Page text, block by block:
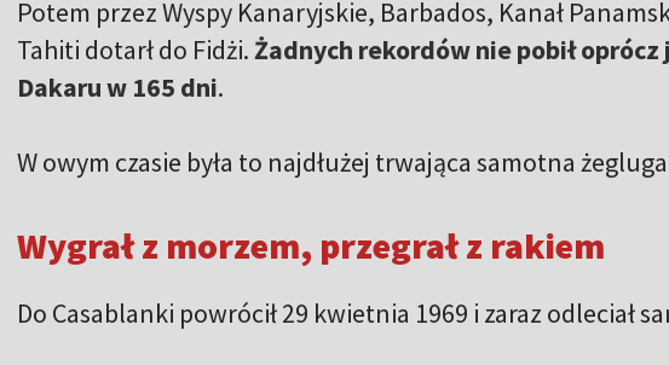
Potem przez Wyspy Kanaryjskie, Barbados, Kanał
Tahiti dotarł do Fidżi.Żadnych rekordów nie pobił
Dakaru w 165 dni.
W owym czasie była to najdłużej trwająca samotna
Wygrał z morzem, przegrał z rakiem
Do Casablanki powrócił 29 kwietnia 1969 i zaraz odleciał